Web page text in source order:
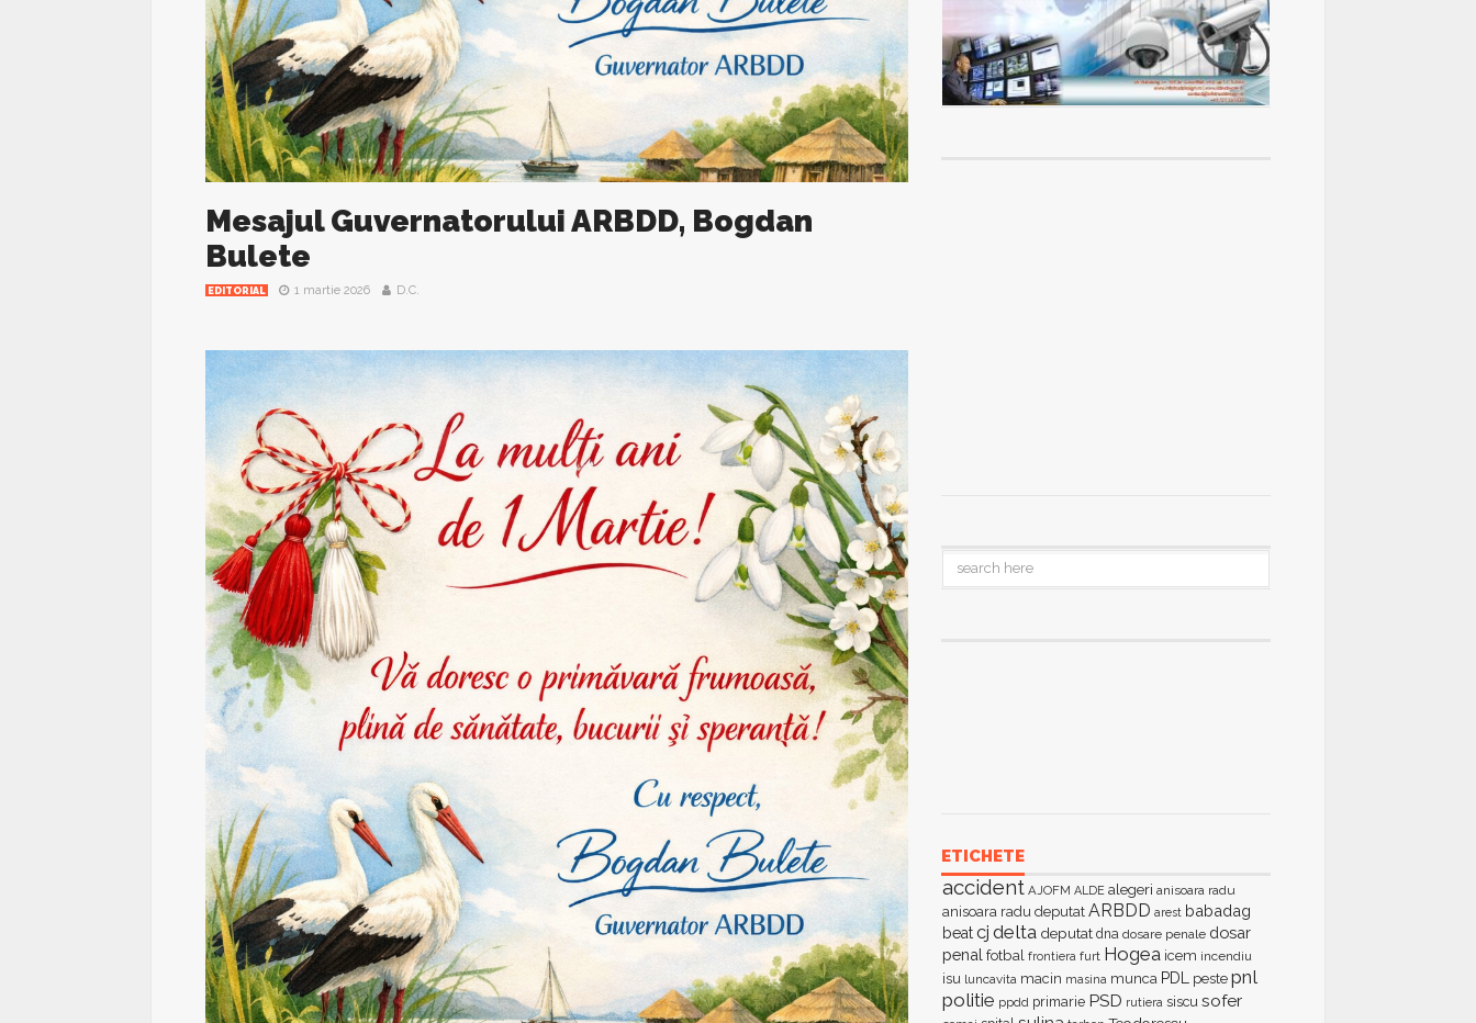
Mesajul Guvernatorului ARBDD, Bogdan
Bulete
EDITORIAL 1 martie 2026 D.C.
ETICHETE
accident AJOFM ALDE alegeri anisoara radu
anisoara radu deputat ARBDD arest babadag
beatcj delta deputat dna dosare penale dosar
penal fotbal frontiera furt Hogea icem incendiu
isu luncavita macin masina munca PDL peste pnl
politie ppdd primarie PSD rutiera siscu sofer